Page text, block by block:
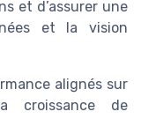
et d’assurer une
et la vision
alignés sur
croissance de